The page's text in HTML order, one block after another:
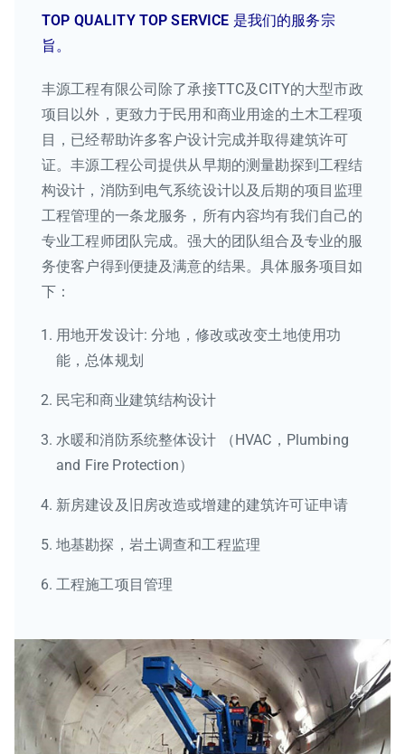
TOP QUALITY TOP SERVICE 是我们的服务宗
旨。
丰源工程有限公司除了承接TTC及CITY的大型市政
项目以外，更致力于民用和商业用途的土木工程项
目，已经帮助许多客户设计完成并取得建筑许可
证。丰源工程公司提供从早期的测量勘探到工程结
构设计，消防到电气系统设计以及后期的项目监理
工程管理的一条龙服务，所有内容均有我们自己的
专业工程师团队完成。强大的团队组合及专业的服
务使客户得到便捷及满意的结果。具体服务项目如
下：
用地开发设计: 分地，修改或改变土地使用功
能，总体规划
民宅和商业建筑结构设计
水暖和消防系统整体设计 （HVAC，Plumbing
and Fire Protection）
新房建设及旧房改造或增建的建筑许可证申请
地基勘探，岩土调查和工程监理
工程施工项目管理